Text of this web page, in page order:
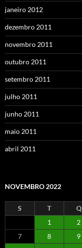
janeiro 2012
dezembro 2011
novembro 2011
outubro 2011
setembro 2011
julho 2011
junho 2011
maio 2011
abril 2011
NOVEMBRO 2022
S T Q
1
2
7
8 9